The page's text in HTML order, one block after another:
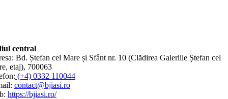
central
Bd. Ștefan cel Mare și Sfânt nr. 10 (Clădirea Galeriile Ștefan cel
etaj), 700063
(+4) 0332 110044
contact@bjiasi.ro
https://bjiasi.ro/